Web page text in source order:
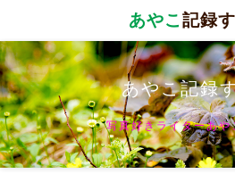
あやこ記録す
あやこ記録
写真好きライターあや